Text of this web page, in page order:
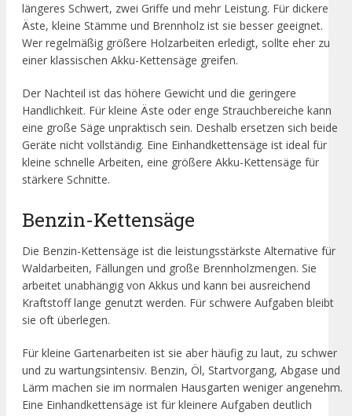
längeres Schwert, zwei Griffe und mehr Leistung. Für dickere
Äste, kleine Stämme und Brennholz ist sie besser geeignet.
Wer regelmäßig größere Holzarbeiten erledigt, sollte eher zu
einer klassischen Akku-Kettensäge greifen.
Der Nachteil ist das höhere Gewicht und die geringere
Handlichkeit. Für kleine Äste oder enge Strauchbereiche kann
eine große Säge unpraktisch sein. Deshalb ersetzen sich beide
Geräte nicht vollständig. Eine Einhandkettensäge ist ideal für
kleine schnelle Arbeiten, eine größere Akku-Kettensäge für
stärkere Schnitte.
Benzin-Kettensäge
Die Benzin-Kettensäge ist die leistungsstärkste Alternative für
Waldarbeiten, Fällungen und große Brennholzmengen. Sie
arbeitet unabhängig von Akkus und kann bei ausreichend
Kraftstoff lange genutzt werden. Für schwere Aufgaben bleibt
sie oft überlegen.
Für kleine Gartenarbeiten ist sie aber häufig zu laut, zu schwer
und zu wartungsintensiv. Benzin, Öl, Startvorgang, Abgase und
Lärm machen sie im normalen Hausgarten weniger angenehm.
Eine Einhandkettensäge ist für kleinere Aufgaben deutlich